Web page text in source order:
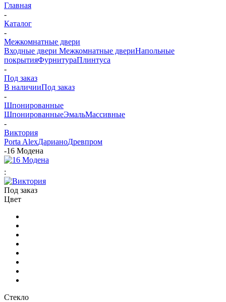
Главная
-
Каталог
-
Межкомнатные двери
Входные двери Межкомнатные двериНапольные
покрытияФурнитураПлинтуса
-
Под заказ
В наличииПод заказ
-
Шпонированные
ШпонированныеЭмальМассивные
-
Виктория
Porta AlexДарианоДревпром
-16 Модена
:
Под заказ
Цвет
Стекло